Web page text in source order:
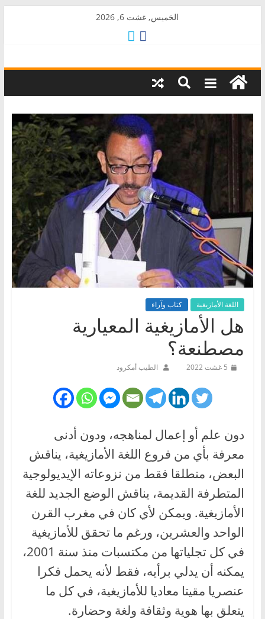
الخميس, غشت 6, 2026
AkalPress
منبر
المغرب
اللغة الأمازيغية كتاب وآراء
هل الأمازيغية المعيارية
مصطنعة؟
5 غشت 2022 الطيب أمكرود
دون علم أو إعمال لمناهجه، ودون أدنى
معرفة بأي من فروع اللغة الأمازيغية، يناقش
البعض، منطلقا فقط من نزوعاته الإيديولوجية
المتطرفة القديمة، يناقش الوضع الجديد للغة
الأمازيغية. ويمكن لأي كان في مغرب القرن
الواحد والعشرين، ورغم ما تحقق للأمازيغية
في كل تجلياتها من مكتسبات منذ سنة 2001،
يمكنه أن يدلي برأيه، فقط لأنه يحمل فكرا
عنصريا مقيتا معاديا للأمازيغية، في كل ما
يتعلق بها هوية وثقافة ولغة وحضارة.